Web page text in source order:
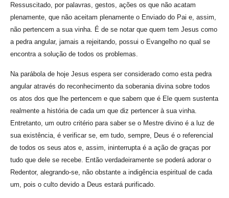
Ressuscitado, por palavras, gestos, ações os que não acatam
plenamente, que não aceitam plenamente o Enviado do Pai e, assim,
não pertencem a sua vinha. É de se notar que quem tem Jesus como
a pedra angular, jamais a rejeitando, possui o Evangelho no qual se
encontra a solução de todos os problemas.
Na parábola de hoje Jesus espera ser considerado como esta pedra
angular através do reconhecimento da soberania divina sobre todos
os atos dos que lhe pertencem e que sabem que é Ele quem sustenta
realmente a história de cada um que diz pertencer à sua vinha.
Entretanto, um outro critério para saber se o Mestre divino é a luz de
sua existência, é verificar se, em tudo, sempre, Deus é o referencial
de todos os seus atos e, assim, ininterrupta é a ação de graças por
tudo que dele se recebe. Então verdadeiramente se poderá adorar o
Redentor, alegrando-se, não obstante a indigência espiritual de cada
um, pois o culto devido a Deus estará purificado.